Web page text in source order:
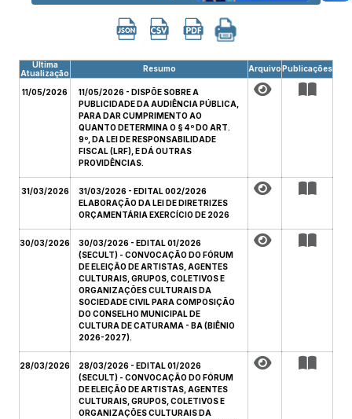
Última
Atualização
Resumo ArquivoPublicações
11/05/2026
11/05/2026 - DISPÕE SOBRE A
PUBLICIDADE DA AUDIÊNCIA PÚBLICA,
PARA DAR CUMPRIMENTO AO
QUANTO DETERMINA O § 4º DO ART.
9º, DA LEI DE RESPONSABILIDADE
FISCAL (LRF), E DÁ OUTRAS
PROVIDÊNCIAS.
31/03/2026
31/03/2026 - EDITAL 002/2026
ELABORAÇÃO DA LEI DE DIRETRIZES
ORÇAMENTÁRIA EXERCÍCIO DE 2026
30/03/2026
30/03/2026 - EDITAL 01/2026
(SECULT) - CONVOCAÇÃO DO FÓRUM
DE ELEIÇÃO DE ARTISTAS, AGENTES
CULTURAIS, GRUPOS, COLETIVOS E
ORGANIZAÇÕES CULTURAIS DA
SOCIEDADE CIVIL PARA COMPOSIÇÃO
DO CONSELHO MUNICIPAL DE
CULTURA DE CATURAMA - BA (BIÊNIO
2026-2027).
28/03/2026
28/03/2026 - EDITAL 01/2026
(SECULT) - CONVOCAÇÃO DO FÓRUM
DE ELEIÇÃO DE ARTISTAS, AGENTES
CULTURAIS, GRUPOS, COLETIVOS E
ORGANIZAÇÕES CULTURAIS DA